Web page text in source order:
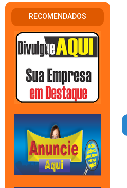
RECOMENDADOS